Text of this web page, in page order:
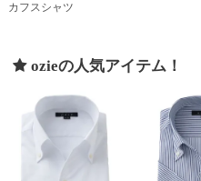
カフスシャツ
ozieの人気アイテム！